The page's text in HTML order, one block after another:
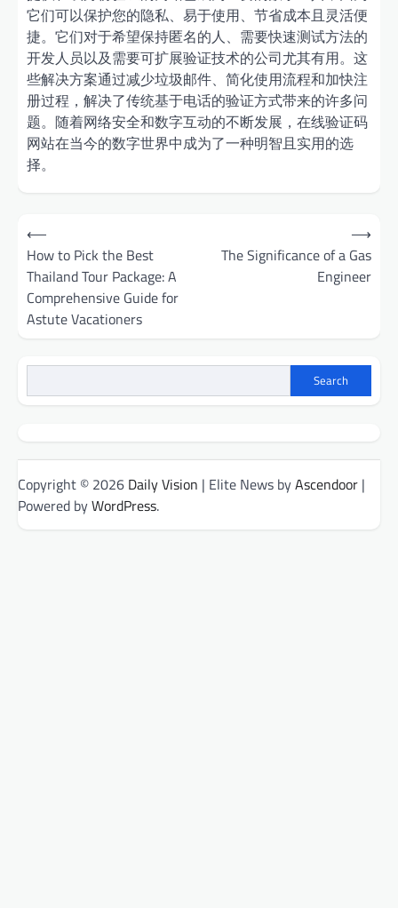
它们可以保护您的隐私、易于使用、节省成本且灵活便
捷。它们对于希望保持匿名的人、需要快速测试方法的
开发人员以及需要可扩展验证技术的公司尤其有用。这
些解决方案通过减少垃圾邮件、简化使用流程和加快注
册过程，解决了传统基于电话的验证方式带来的许多问
题。随着网络安全和数字互动的不断发展，在线验证码
网站在当今的数字世界中成为了一种明智且实用的选
择。
Post
navigation
⟵
How to Pick the Best
Thailand Tour Package: A
Comprehensive Guide for
Astute Vacationers
The Significance of a Gas
Engineer
⟶
Search
Copyright © 2026 Daily Vision | Elite News byAscendoor |
Powered byWordPress.